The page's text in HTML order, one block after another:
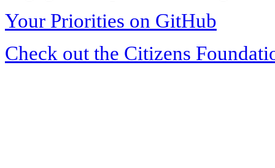
Your Priorities on GitHub
Check out the Citizens